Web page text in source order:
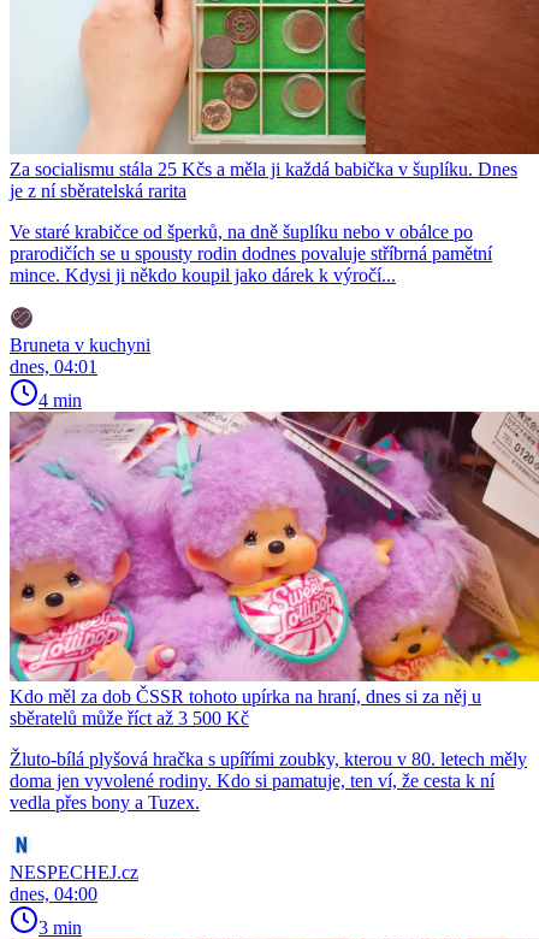
Za socialismu stála 25 Kčs a měla ji každá babička v šuplíku. Dnes
je z ní sběratelská rarita
Ve staré krabičce od šperků, na dně šuplíku nebo v obálce po
prarodičích se u spousty rodin dodnes povaluje stříbrná pamětní
mince. Kdysi ji někdo koupil jako dárek k výročí...
Bruneta v kuchyni
dnes, 04:01
4 min
Kdo měl za dob ČSSR tohoto upírka na hraní, dnes si za něj u
sběratelů může říct až 3 500 Kč
Žluto-bílá plyšová hračka s upířími zoubky, kterou v 80. letech měly
doma jen vyvolené rodiny. Kdo si pamatuje, ten ví, že cesta k ní
vedla přes bony a Tuzex.
NESPECHEJ.cz
dnes, 04:00
3 min